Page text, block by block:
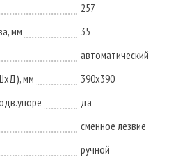
257
мм
35
автоматический
мм
390х390
да
сменное лезвие
ручной